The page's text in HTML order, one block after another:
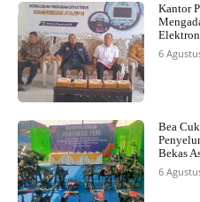
Kantor
6
Bea
Bekas
6